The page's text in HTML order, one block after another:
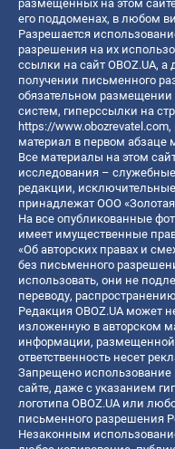
размещенных на этом
его поддоменах, в любом
Разрешается
разрешения на их
ссылки на сайт OBOZ.UA,
получении письменного
обязательном
систем, гиперссылки на
https://www.obozrevatel.com,
материал в первом абзаце
Все материалы на этом
исследования –
редакции,
принадлежат ООО
На все опубликованные
имеет имущественные
«Об авторских правах и
без письменного
использовать, они не
переводу,
Редакция OBOZ.UA может
изложенную в авторском
информации,
ответственность несет
Запрещено
сайте, даже с указанием
логотипа OBOZ.UA или
письменного разрешения
Незаконным